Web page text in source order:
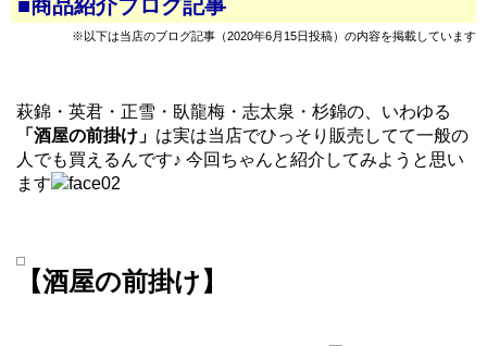
■商品紹介ブログ記事
※以下は当店のブログ記事（2020年6月15日投稿）の内容を掲載しています
萩錦・英君・正雪・臥龍梅・志太泉・杉錦の、いわゆる
「酒屋の前掛け」 は実は当店でひっそり販売してて一般の
人でも買えるんです♪ 今回ちゃんと紹介してみようと思い
ます
【酒屋の前掛け】